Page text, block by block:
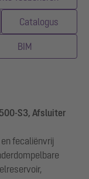
Catalogus
BIM
S3, Afsluiter
fecaliënvrij